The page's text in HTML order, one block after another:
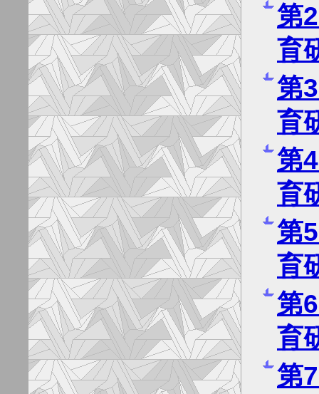
第
育
第
育
第
育
第
育
第
育
第